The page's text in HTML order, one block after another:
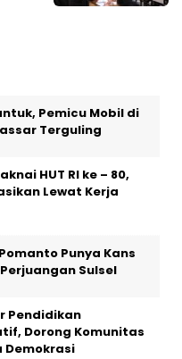
Pemicu Mobil di
Terguling
HUT RI ke – 80,
Lewat Kerja
Punya Kans
Sulsel
Pendidikan
Dorong Komunitas
Demokrasi